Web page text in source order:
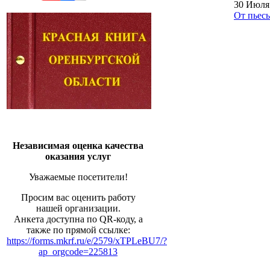
Независимая оценка качества
оказания услуг
Уважаемые посетители!
Просим вас оценить работу
нашей организации.
Анкета доступна по QR-коду, а
также по прямой ссылке:
https://forms.mkrf.ru/e/2579/xTPLeBU7/?
ap_orgcode=225813
30 Июля
От